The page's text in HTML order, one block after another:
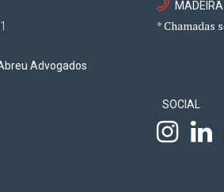
Advogados
* Chamadas
SOCIAL